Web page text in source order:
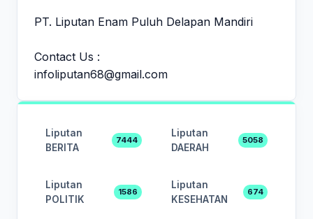
PT. Liputan Enam Puluh Delapan Mandiri
Contact Us :
infoliputan68@gmail.com
Liputan
BERITA
7444
Liputan
DAERAH
5058
Liputan
POLITIK
1586
Liputan
KESEHATAN
674